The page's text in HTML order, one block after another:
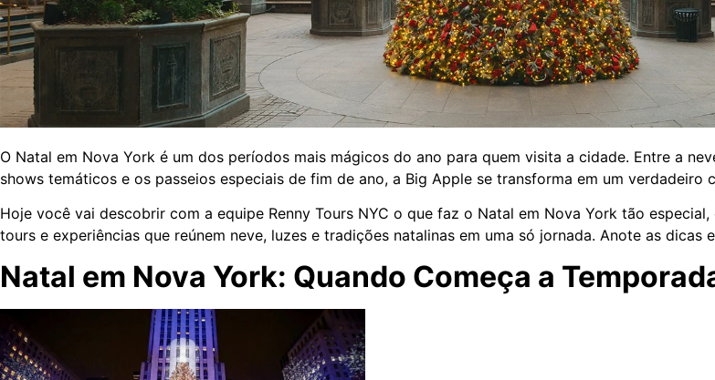
O Natal em Nova York é um dos períodos mais mágicos do ano para quem visita a cidade. Entre a
shows temáticos e os passeios especiais de fim de ano, a Big Apple se transforma em um verdadeiro
Hoje você vai descobrir com a equipe Renny Tours NYC o que faz o Natal em Nova York tão
tours e experiências que reúnem neve, luzes e tradições natalinas em uma só jornada. Anote as dicas
Natal em Nova York: Quando Começa a